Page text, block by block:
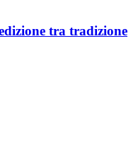
tra tradizione